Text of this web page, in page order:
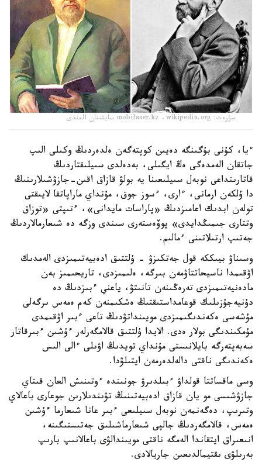
سۋرەت: mobilaser.kz ،wikipedia.org سايتىنان الىندى
ءيا، كۇنى بۇگىنگە دەيىن كوپتەگەن ەلدەردىڭ وكىلى الىپ
جاتقان الەمدەگى ەڭ ايگىلى، بەدەلدى سىيلىقتاردىڭ
قاتارىنداعى نوبەل سىيلىعىنا يە بولۋ قازاق اقىن-جازۋشىلارىنىڭ
دا ۇلكەن ارمانى، ءارى، ءسوز جوق، مۇنداي ماراپاتقا لايىقتى
تولەن ابدىك اعامىزدىڭ «پاراسات مايدانى»، ءتىپتى «توزاق
وتتارى جىمىڭدايدى» پوۆەستەرى سىندى وزگە دە شىعارمالاردىڭ
جەتىپ ارتىلاتىنى ءمالىم.
وسىناۋ بيىككە قول جەتكىزۋ - ۇلتتىق ادەبيەتىمىزدى الەمدىك
اۋقىمدا ناسيحاتتاۋمەن بىرگە، ەلىمىزدى، تاريحىمىز بەن
مادەنيەتىمىزدى تەرەڭىنەن تانىتۋ، ياعني ءبىزدىڭ دە
دۇنيەجۇزىلىك قوعامداستىقتىڭ ەشكىمنەن كەم ەمەس ىرگەلى
مۇشەسى ەكەندىگىمىزدى مويىنداتۋدىڭ تاعى ءبىر اۋقىمدى
مۇمكىندىگى بولار ەدى. الايدا ۇلتتىق قالامگەرلەر ءۇشىن ءبىرقاتار
سەبەپتەرگە بايلانىستى مۇنداي تويدىڭ اۋىلى ءالى الىس
ەكەندىگى ناقتى دالەلدەرمەن ايتىلۋدا.
وسى ماقساتتا قولداۋ ءبىلدىرۋ جونىندە ءوتىنىش العان قىتاي
جازۋشىسى مو يان قازاق ادەبيەتىنىڭ تۋىندىلارىن جوعارى باعالاي
وتىرىپ، دەگەنمەن نوبەل سىيلىعى ءبىر عانا شىعارما ءۇشىن
ەمەس، قالامگەردىڭ جالپى شىعارماشىلىق جەتىستىگىنە،
انىعىراق ايتقاندا الەمگە ناقتى مويىندالۋى باعالانىپ بارىپ
بەرىلۋى ىقتيمالدىعىن جاريالادى.